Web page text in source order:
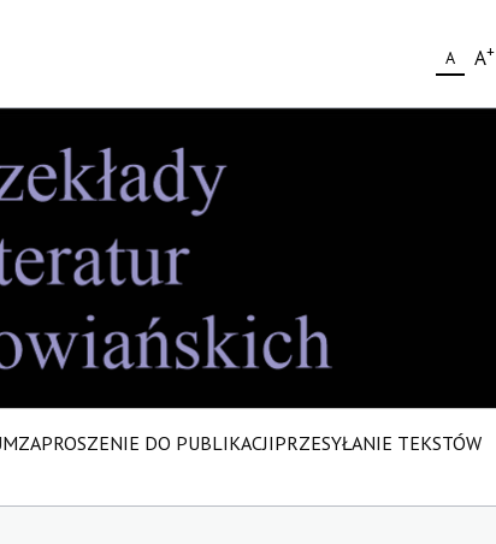
A A+
ZAPROSZENIE DO PUBLIKACJIPRZESYŁANIE TEKSTÓW